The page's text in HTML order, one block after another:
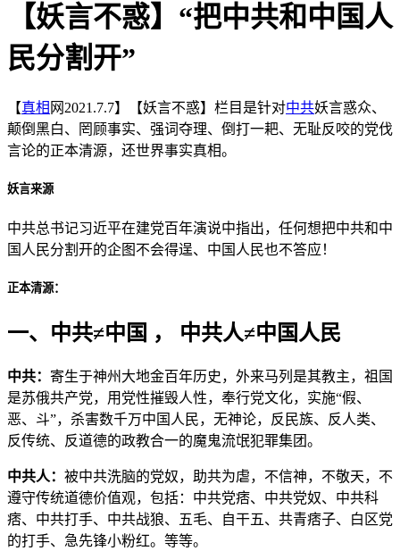
【妖言不惑】“把中共和中国人
民分割开”
【真相 网2021.7.7】【妖言不惑】栏目是针对中共妖言惑众、
颠倒黑白、罔顾事实、强词夺理、倒打一耙、无耻反咬的党伐
言论的正本清源，还世界事实真相。
妖言来源
中共总书记习近平在建党百年演说中指出，任何想把中共和中
国人民分割开的企图不会得逞、中国人民也不答应！
正本清源：
一、中共≠中国 ， 中共人≠中国人民
中共： 寄生于神州大地金百年历史，外来马列是其教主，祖国
是苏俄共产党，用党性摧毁人性，奉行党文化，实施“假、
恶、斗”，杀害数千万中国人民，无神论，反民族、反人类、
反传统、反道德的政教合一的魔鬼流氓犯罪集团。
中共人： 被中共洗脑的党奴，助共为虐，不信神，不敬天，不
遵守传统道德价值观，包括：中共党痞、中共党奴、中共科
痞、中共打手、中共战狼、五毛、自干五、共青痞子、白区党
的打手、急先锋小粉红。等等。